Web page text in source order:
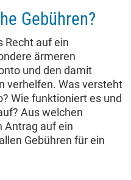
Gebühren?
Recht auf ein
ärmeren
und den damit
verhelfen. Was versteht
Wie funktioniert es und
Aus welchen
Antrag auf ein
Gebühren für ein